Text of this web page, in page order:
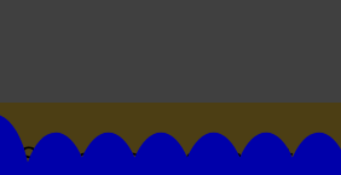
Suivez toutes les